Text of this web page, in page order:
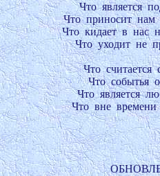
Что  является
Что  приносит  нам
Что  кидает  в  нас
Что  уходит  не
Что  считается
Что  событья
Что  является
Что  вне  времени